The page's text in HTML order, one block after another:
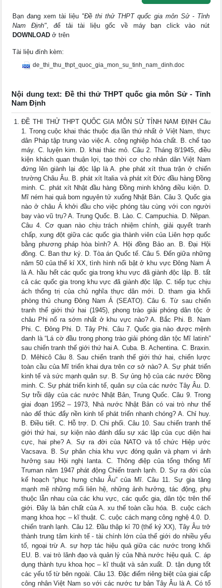
Bạn đang xem tài liệu "Đề thi thử THPT quốc gia môn Sử - Tỉnh
Nam Định", để tải tài liệu gốc về máy bạn click vào nút
DOWNLOAD ở trên
Tài liệu đính kèm:
de_thi_thu_thpt_quoc_gia_mon_su_tinh_nam_dinh.doc
Nội dung text: Đề thi thử THPT quốc gia môn Sử - Tỉnh
Nam Định
ĐỀ THI THỬ THPT QUỐC GIA MÔN SỬ TỈNH NAM ĐỊNH Câu
1. Trong cuộc khai thác thuộc địa lần thứ nhất ở Việt Nam, thực
dân Pháp tập trung vào việc A. công nghiệp hóa chất. B. chế tạo
máy. C. luyện kim. D. khai thác mỏ. Câu 2. Tháng 8/1945, điều
kiện khách quan thuận lợi, tạo thời cơ cho nhân dân Việt Nam
đứng lên giành lại độc lập là A. phe phát xít thua trận ở chiến
trường Châu Âu. B. phát xít Italia và phát xít Đức đầu hàng Đồng
minh. C. phát xít Nhật đầu hàng Đồng minh không điều kiện. D.
Mĩ ném hai quả bom nguyên tử xuống Nhật Bản. Câu 3. Quốc gia
nào ở châu Á khởi đầu cho việc phóng tàu cùng với con người
bay vào vũ trụ? A. Trung Quốc. B. Lào. C. Campuchia. D. Nêpan.
Câu 4. Cơ quan nào chịu trách nhiệm chính, giải quyết tranh
chấp, xung đột giữa các quốc gia thành viên của Liên hợp quốc
bằng phương pháp hòa bình? A. Hội đồng Bảo an. B. Đại Hội
đồng. C. Ban thư ký. D. Tòa án Quốc tế. Câu 5. Đến giữa những
năm 50 của thế kỉ XX, tình hình nổi bật ở khu vực Đông Nam Á
là A. hầu hết các quốc gia trong khu vực đã giành độc lập. B. tất
cả các quốc gia trong khu vực đã giành độc lập. C. tiếp tục chịu
ách thống trị của chủ nghĩa thực dân mới. D. tham gia khối
phòng thủ chung Đông Nam Á (SEATO). Câu 6. Từ sau chiến
tranh thế giới thứ hai (1945), phong trào giải phóng dân tộc ở
châu Phi nổ ra sớm nhất ở khu vực nào? A. Bắc Phi. B. Nam
Phi. C. Đông Phi. D. Tây Phi. Câu 7. Quốc gia nào được mệnh
danh là “Lá cờ đầu trong phong trào giải phóng dân tộc Mĩ latinh”
sau chiến tranh thế giới thứ hai A. Cuba. B. Achentina. C. Braxin.
D. Mêhicô Câu 8. Sau chiến tranh thế giới thứ hai, chiến lược
toàn cầu của Mĩ triển khai dựa trên cơ sở nào? A. Sự phát triển
kinh tế và sức mạnh quân sự. B. Sự ủng hộ của các nước Đồng
minh. C. Sự phát triển kinh tế, quân sự của các nước Tây Âu. D.
Sự trỗi dậy của các nước Nhật Bản, Trung Quốc. Câu 9. Trong
giai đoạn 1952 – 1973, Nhà nước Nhật Bản có vai trò như thế
nào để thúc đẩy nền kinh tế phát triển nhanh chóng? A. Chỉ huy.
B. Điều tiết. C. Hỗ trợ. D. Chi phối. Câu 10. Sau chiến tranh thế
giới thứ hai, sự kiện nào đánh dấu sự xác lập của cục diện hai
cực, hai phe? A. Sự ra đời của NATO và tổ chức Hiệp ước
Vacsava. B. Sự phân chia khu vực đóng quân và phạm vi ảnh
hưởng sau Hội nghị Ianta. C. Thông điệp của tổng thống Mĩ
Truman năm 1947 phát động Chiến tranh lạnh. D. Sự ra đời của
kế hoạch “phục hưng châu Âu” của Mĩ. Câu 11. Sự gia tăng
mạnh mẽ những mối liên hệ, những ảnh hưởng, tác động, phụ
thuộc lẫn nhau của các khu vực, các quốc gia, dân tộc trên thế
giới. Đây là bản chất của A. xu thế toàn cầu hóa. B. cuộc cách
mạng khoa học – kĩ thuật. C. cuộc cách mạng công nghệ 4.0. D.
chiến tranh lạnh. Câu 12. Đầu thập kỉ 70 (thế kỷ XX), Tây Âu trở
thành trung tâm kinh tế - tài chính lớn của thế giới do nhiều yếu
tố, ngoại trừ A. sự hợp tác hiệu quả giữa các nước trong khối
EU. B. vai trò lãnh đạo và quản lý của Nhà nước hiệu quả. C. áp
dụng thành tựu khoa học – kĩ thuật và sản xuất. D. tận dụng tốt
các yếu tố từ bên ngoài. Câu 13. Đặc điểm riêng biệt của giai cấp
công nhân Việt Nam so với các nước tư bản Tây Âu là A. Có tổ